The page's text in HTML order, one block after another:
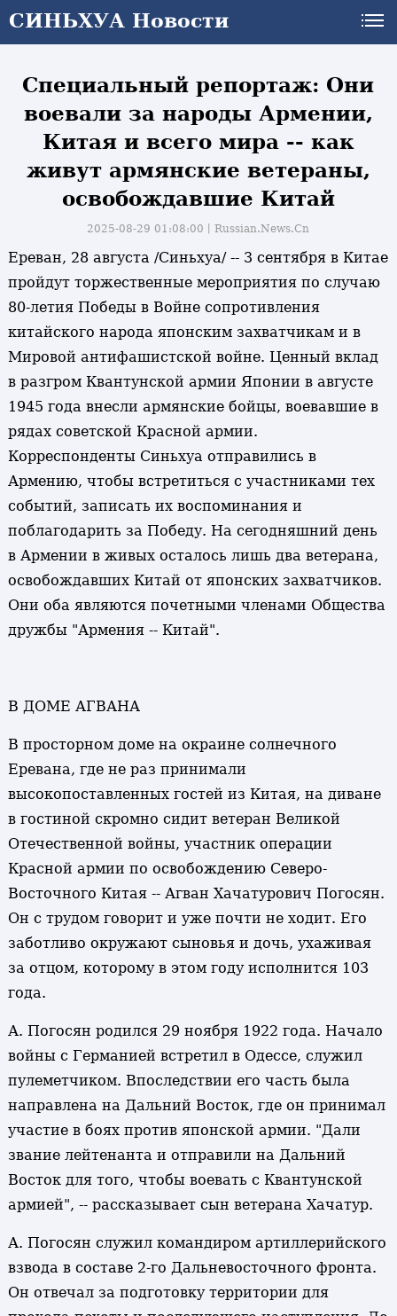
СИНЬХУА Новости
СИНЬХУА Новости
Специальный репортаж: Они
воевали за народы Армении,
Китая и всего мира -- как
живут армянские ветераны,
освобождавшие Китай
2025-08-29 01:08:00丨Russian.News.Cn
Ереван, 28 августа /Синьхуа/ -- 3 сентября в Китае
пройдут торжественные мероприятия по случаю
80-летия Победы в Войне сопротивления
китайского народа японским захватчикам и в
Мировой антифашистской войне. Ценный вклад
в разгром Квантунской армии Японии в августе
1945 года внесли армянские бойцы, воевавшие в
рядах советской Красной армии.
Корреспонденты Синьхуа отправились в
Армению, чтобы встретиться с участниками тех
событий, записать их воспоминания и
поблагодарить за Победу. На сегодняшний день
в Армении в живых осталось лишь два ветерана,
освобождавших Китай от японских захватчиков.
Они оба являются почетными членами Общества
дружбы "Армения -- Китай".
В ДОМЕ АГВАНА
В просторном доме на окраине солнечного
Еревана, где не раз принимали
высокопоставленных гостей из Китая, на диване
в гостиной скромно сидит ветеран Великой
Отечественной войны, участник операции
Красной армии по освобождению Северо-
Восточного Китая -- Агван Хачатурович Погосян.
Он с трудом говорит и уже почти не ходит. Его
заботливо окружают сыновья и дочь, ухаживая
за отцом, которому в этом году исполнится 103
года.
А. Погосян родился 29 ноября 1922 года. Начало
войны с Германией встретил в Одессе, служил
пулеметчиком. Впоследствии его часть была
направлена на Дальний Восток, где он принимал
участие в боях против японской армии. "Дали
звание лейтенанта и отправили на Дальний
Восток для того, чтобы воевать с Квантунской
армией", -- рассказывает сын ветерана Хачатур.
А. Погосян служил командиром артиллерийского
взвода в составе 2-го Дальневосточного фронта.
Он отвечал за подготовку территории для